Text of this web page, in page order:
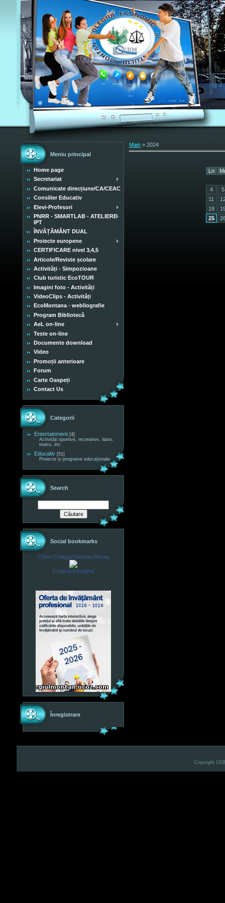
Meniu principal
Home page
Secretariat
Comunicate direcțiune/CA/CEAC
Consilier Educativ
Elevi-Profesori
PNRR - SMARTLAB - ATELIERE
IPT
ÎNVĂȚĂMÂNT DUAL
Proiecte europene
CERTIFICARE nivel 3,4,5
Articole/Reviste școlare
Activități - Simpozioane
Club turistic EcoTOUR
Imagini foto - Activități
VideoClips - Activități
EcoMontana - webliografie
Program Bibliotecă
AeL on-line
Teste on-line
Documente download
Video
Promoții anterioare
Forum
Carte Oaspeți
Contact Us
Categorii
Entertainment [4]
Activități sportive, recreative, dans,
teatru, etc.
Educativ [51]
Proiecte și programe educaționale
Search
Social bookmarks
Cebm Colegiul Montan Resita
Crează-ţi insigna
Înregistrare
Main » 2024
Ln
4
5
11
18
25
Copyright